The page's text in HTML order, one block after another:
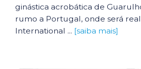
ginástica acrobática de
rumo a Portugal, onde será
International ... [saiba mais]